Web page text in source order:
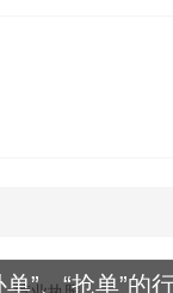
”、“抢单”的